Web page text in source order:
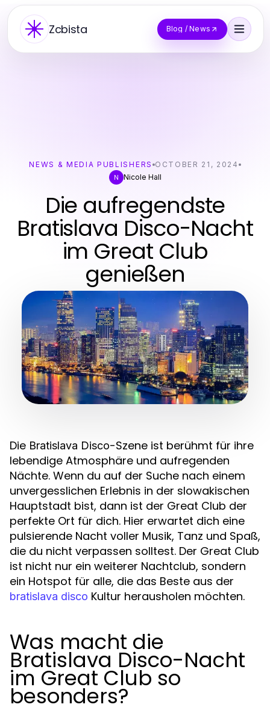
Zcbista Blog / News
NEWS & MEDIA PUBLISHERS OCTOBER 21, 2024
N Nicole Hall
Die aufregendste
Bratislava Disco-Nacht
im Great Club
genießen
Die Bratislava Disco-Szene ist berühmt für ihre
lebendige Atmosphäre und aufregenden
Nächte. Wenn du auf der Suche nach einem
unvergesslichen Erlebnis in der slowakischen
Hauptstadt bist, dann ist der Great Club der
perfekte Ort für dich. Hier erwartet dich eine
pulsierende Nacht voller Musik, Tanz und Spaß,
die du nicht verpassen solltest. Der Great Club
ist nicht nur ein weiterer Nachtclub, sondern
ein Hotspot für alle, die das Beste aus der
bratislava disco Kultur herausholen möchten.
Was macht die
Bratislava Disco-Nacht
im Great Club so
besonders?